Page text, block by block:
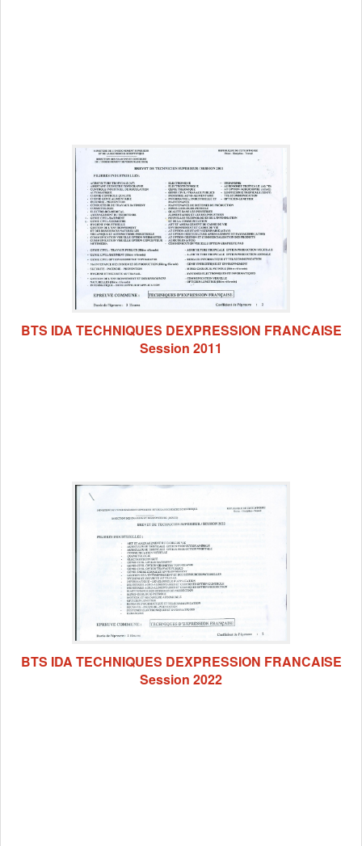
BTS IDA TECHNIQUES DEXPRESSION FRANCAISE
Session 2011
BTS IDA TECHNIQUES DEXPRESSION FRANCAISE
Session 2022